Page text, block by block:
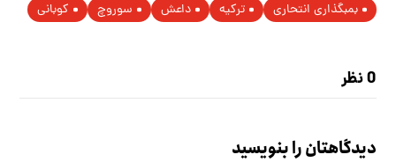
بمبگذاری انتحاری ترکیه داعش سوروچ کوبانی
0 نظر
دیدگاهتان را بنویسید